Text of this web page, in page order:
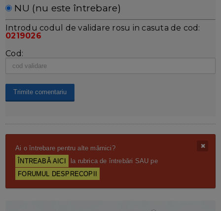
NU (nu este întrebare)
Introdu codul de validare rosu in casuta de cod:
0219026
Cod:
Ai o întrebare pentru alte mămici?
ÎNTREABĂ AICI
la rubrica de întrebări SAU pe
FORUMUL DESPRECOPII